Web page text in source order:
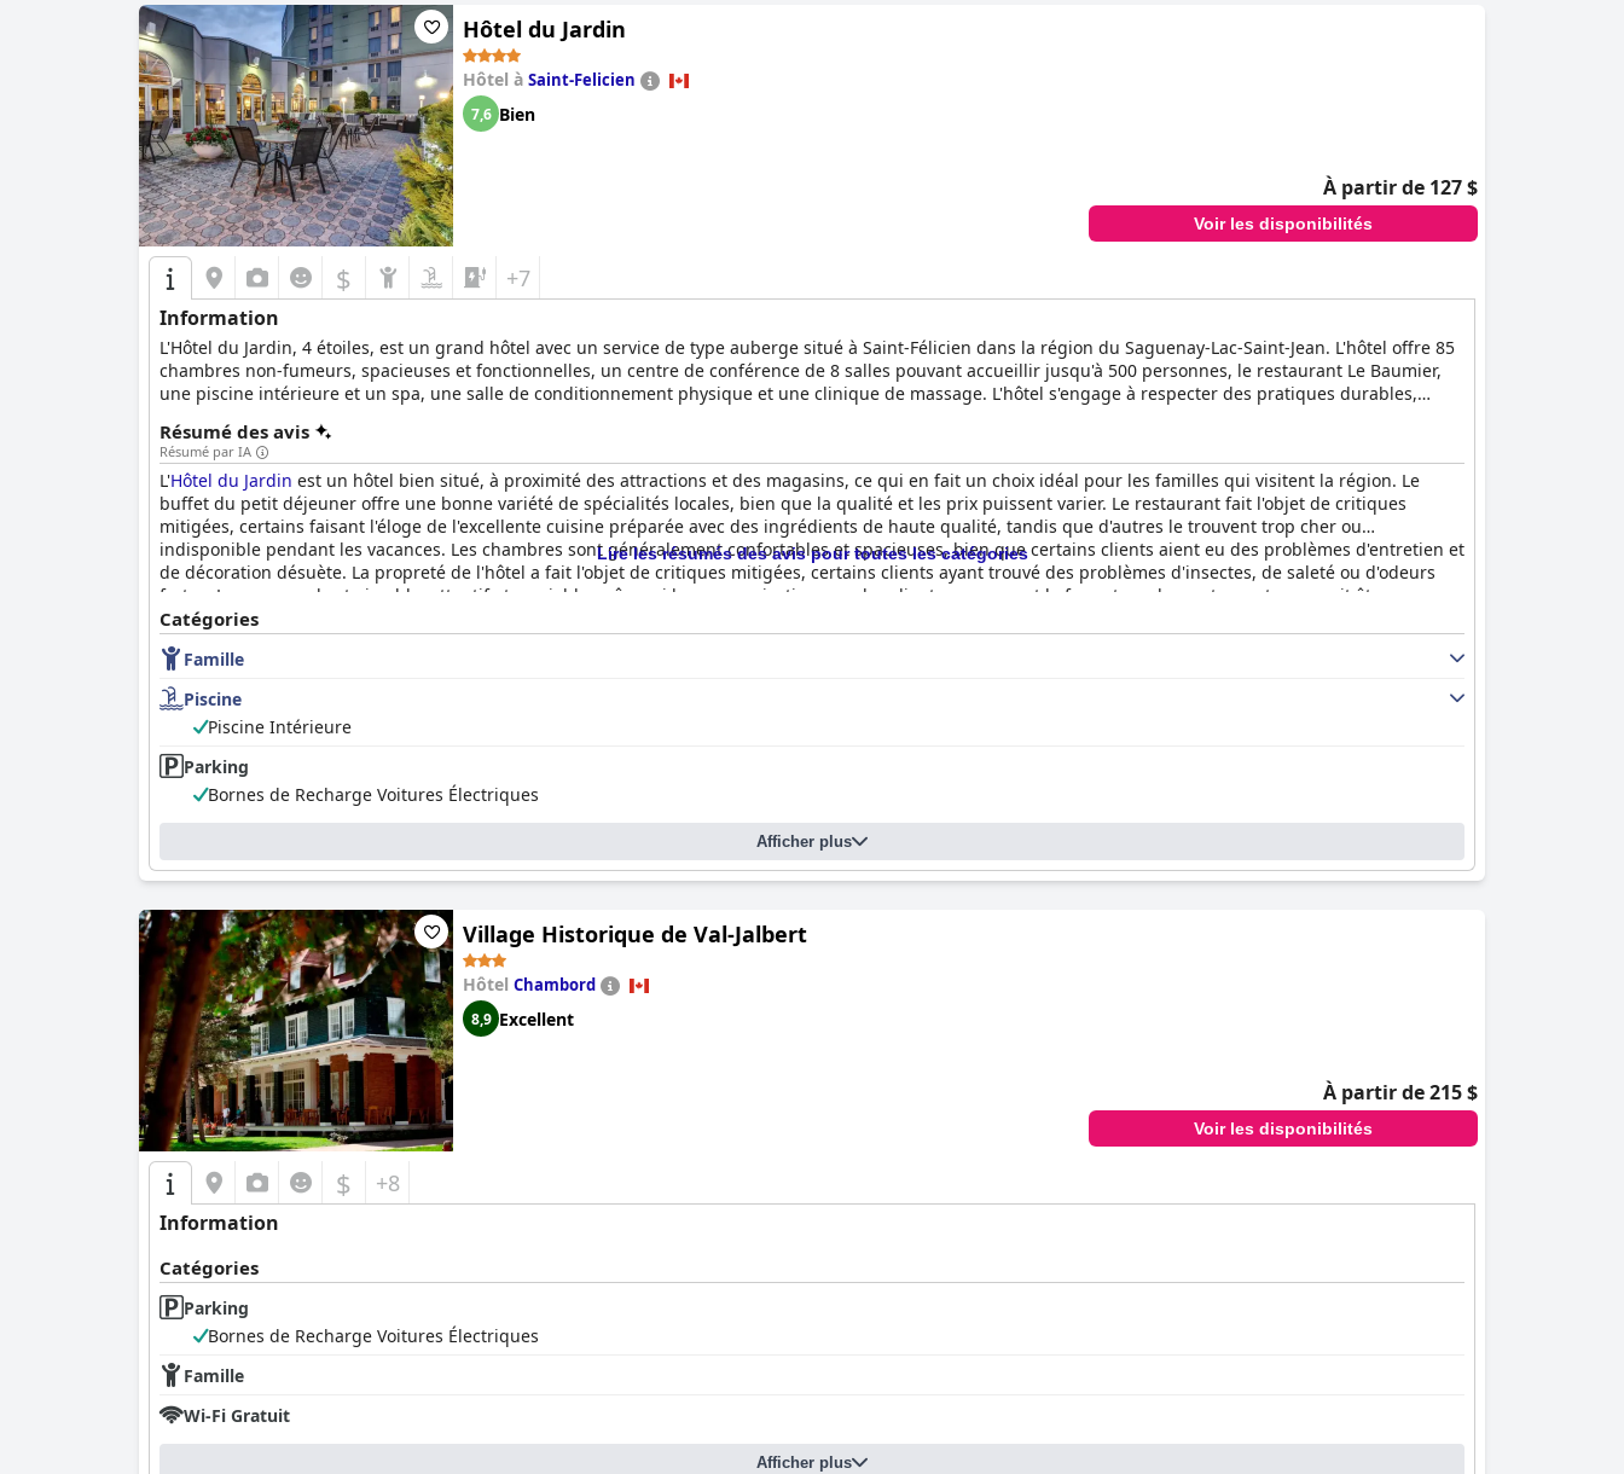
Hôtel du Jardin
Hôtel à Saint-Felicien
7,6 Bien
À partir de 127 $
Voir les disponibilités
$ +7
Information
L'Hôtel du Jardin, 4 étoiles, est un grand hôtel avec un service de type auberge situé à Saint-Félicien dans la région du Saguenay-Lac-Saint-Jean. L'hôtel offre 85
chambres non-fumeurs, spacieuses et fonctionnelles, un centre de conférence de 8 salles pouvant accueillir jusqu'à 500 personnes, le restaurant Le Baumier,
une piscine intérieure et un spa, une salle de conditionnement physique et une clinique de massage. L'hôtel s'engage à respecter des pratiques durables,
chambres classiques et des chambres de luxe, toutes deux dotées d'équipements modernes. Le restaurant Le Baumier propose des plats avant-gardistes à
base de produits régionaux. L'Hôtel du Jardin dispose également d'une salle de remise en forme et de trois salles de réception pouvant accueillir jusqu'à 300
personnes.
Résumé des avis
Résumé par IA
L'Hôtel du Jardin est un hôtel bien situé, à proximité des attractions et des magasins, ce qui en fait un choix idéal pour les familles qui visitent la région. Le
buffet du petit déjeuner offre une bonne variété de spécialités locales, bien que la qualité et les prix puissent varier. Le restaurant fait l'objet de critiques
mitigées, certains faisant l'éloge de l'excellente cuisine préparée avec des ingrédients de haute qualité, tandis que d'autres le trouvent trop cher ou
indisponible pendant les vacances. Les chambres sont généralement confortables et spacieuses, bien que certains clients aient eu des problèmes d'entretien et
de décoration désuète. La propreté de l'hôtel a fait l'objet de critiques mitigées, certains clients ayant trouvé des problèmes d'insectes, de saleté ou d'odeurs
fortes. Le personnel est aimable, attentif et serviable, même si la communication avec les clients concernant la fermeture des restaurants pourrait être
améliorée. Les familles apprécient l'atmosphère familiale de l'hôtel et la disponibilité des activités sur place, même si les équipements du spa et de la piscine
ont reçu des critiques mitigées. Les lits ont également fait l'objet de critiques mitigées, certains clients les trouvant confortables, d'autres trop petits ou usés.
Dans l'ensemble, l'
propreté.
Lire les résumés des avis pour toutes les catégories
Catégories
Famille
Piscine
Piscine Intérieure
Parking
Bornes de Recharge Voitures Électriques
Afficher plus
Village Historique de Val-Jalbert
Hôtel Chambord
8,9 Excellent
À partir de 215 $
Voir les disponibilités
$ +8
Information
Catégories
Parking
Bornes de Recharge Voitures Électriques
Famille
Wi-Fi Gratuit
Afficher plus